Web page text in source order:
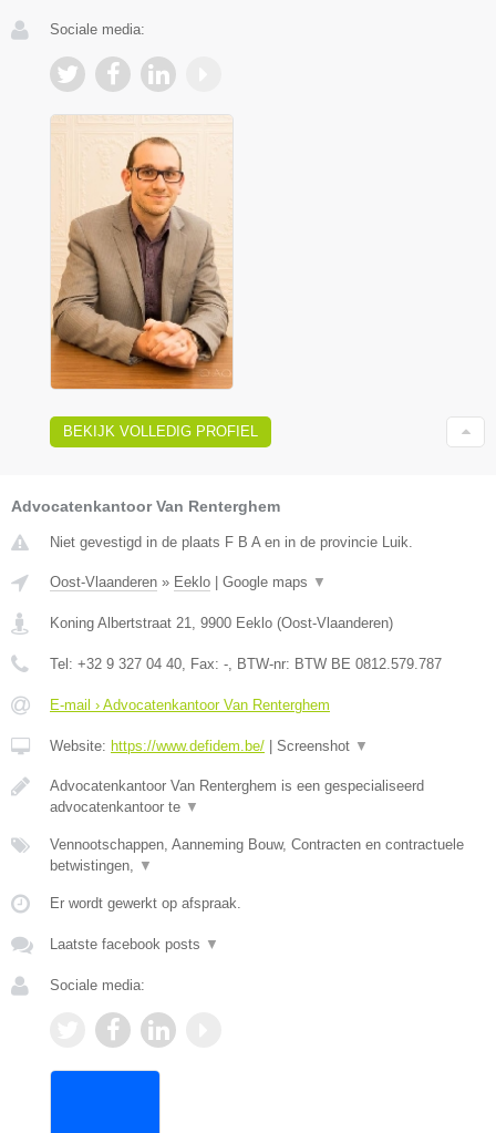
Sociale media:
BEKIJK VOLLEDIG PROFIEL
Advocatenkantoor Van Renterghem
Niet gevestigd in de plaats F B A en in de provincie Luik.
Oost-Vlaanderen » Eeklo Google maps ▼
Koning Albertstraat 21 9900 Eeklo (Oost-Vlaanderen)
Tel: +32 9 327 04 40 , Fax: - , BTW-nr: BTW BE 0812.579.787
E-mail › Advocatenkantoor Van Renterghem
Website: https://www.defidem.be/ Screenshot ▼
Advocatenkantoor Van Renterghem is een gespecialiseerd
advocatenkantoor te ▼
Vennootschappen, Aanneming Bouw, Contracten en contractuele
betwistingen,
▼
Er wordt gewerkt op afspraak.
Laatste facebook posts ▼
Sociale media: